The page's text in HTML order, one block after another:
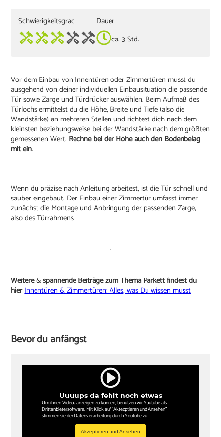
Schwierigkeitsgrad
Dauer
ca. 3 Std.
Vor dem Einbau von Innentüren oder Zimmertüren musst du
ausgehend von deiner individuellen Einbausituation die passende
Tür sowie Zarge und Türdrücker auswählen. Beim Aufmaß des
Türlochs ermittelst du die Höhe, Breite und Tiefe (also die
Wandstärke) an mehreren Stellen und richtest dich nach dem
kleinsten beziehungsweise bei der Wandstärke nach dem größten
gemessenen Wert. Rechne bei der Höhe auch den Bodenbelag
mit ein.
Wenn du präzise nach Anleitung arbeitest, ist die Tür schnell und
sauber eingebaut. Der Einbau einer Zimmertür umfasst immer
zunächst die Montage und Anbringung der passenden Zarge,
also des Türrahmens.
Weitere & spannende Beiträge zum Thema Parkett findest du
hierInnentüren & Zimmertüren: Alles, was Du wissen musst
Bevor du anfängst
Uuuups da fehlt noch etwas
Um ihnen Videos anzeigen zu können, benutzen wir Youtube als
Drittanbietersoftware. Mit Klick auf "Aktezptieren und Ansehen"
stimmen sie der Datenverarbeitung durch Youtube zu.
Akzeptieren und Ansehen